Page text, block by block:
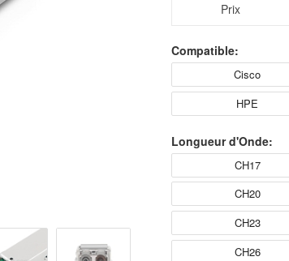
Prix
Compatible:
Cisco
HPE
Longueur d'Onde:
CH17
CH20
CH23
CH26